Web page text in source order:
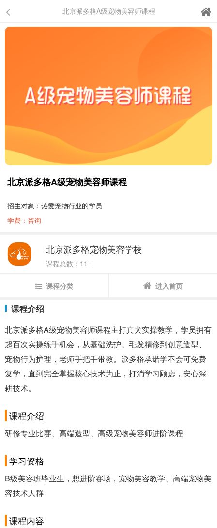
北京派多格A级宠物美容师课程
北京派多格A级宠物美容师课程
招生对象：热爱宠物行业的学员
学费：咨询
北京派多格宠物美容学校
课程总数：11
课程分类 进入首页
课程介绍
北京派多格A级宠物美容师课程主打真犬实操教学，学员拥有
超百次实操练手机会，从基础洗护、毛发精修到创意造型、
宠物行为护理，老师手把手带教。派多格承诺学不会可免费
复学，直到完全掌握核心技术为止，打消学习顾虑，安心深
耕技术。
课程介绍
研修专业比赛、高端造型、高级宠物美容师进阶课程
学习资格
B级美容班毕业生，想进阶赛场，宠物美容教学、高端宠物美
容技术人群
课程内容